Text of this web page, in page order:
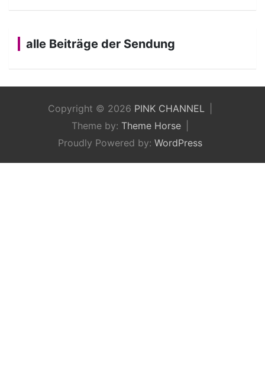
alle Beiträge der Sendung
Copyright © 2026 PINK CHANNEL
Theme by: Theme Horse
Proudly Powered by: WordPress